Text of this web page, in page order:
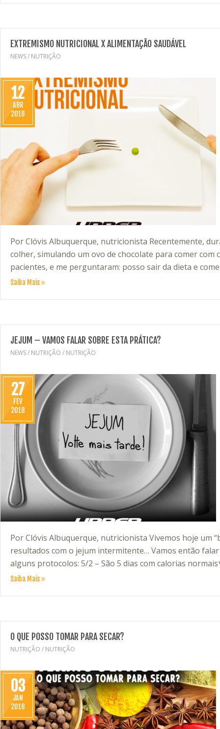
EXTREMISMO NUTRICIONAL X ALIMENTAÇÃO SAUDÁVEL
NEWS/ NUTRIÇÃO
12
ABR
2018
Por Clóvis Albuquerque, nutricionista Recentemente,
colher, simulando um ovo de chocolate para comer
pacientes, e me perguntaram: posso sair da dieta e
Saiba Mais
JEJUM – VAMOS FALAR SOBRE ESTA PRÁTICA?
NEWS/ NUTRIÇÃO / NUTRIÇÃO
27
FEV
2018
Por Clóvis Albuquerque, nutricionista Vivemos hoje um
resultados com o jejum intermitente… Vamos então
alguns protocolos: 5/2 – São 5 dias com calorias
Saiba Mais
O QUE POSSO TOMAR PARA SECAR?
NUTRIÇÃO / NUTRIÇÃO
03
JAN
2018